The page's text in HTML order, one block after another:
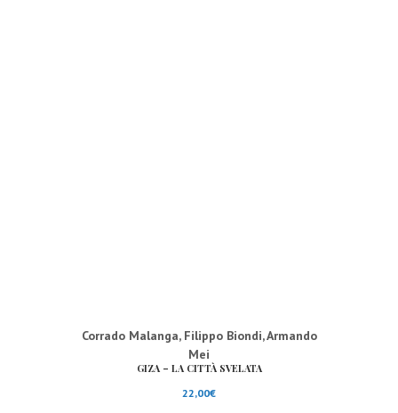
Corrado Malanga, Filippo Biondi,Armando
Mei
GIZA – LA CITTÀ SVELATA
22,00€